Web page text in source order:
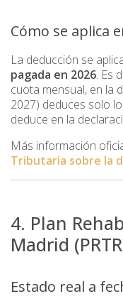
Cómo se aplica
La deducción se
pagada en 2026. Es
cuota mensual, en la
2027) deduces solo
deduce en la
Más información
Tributaria sobre la
4. Plan
Madrid
Estado real a